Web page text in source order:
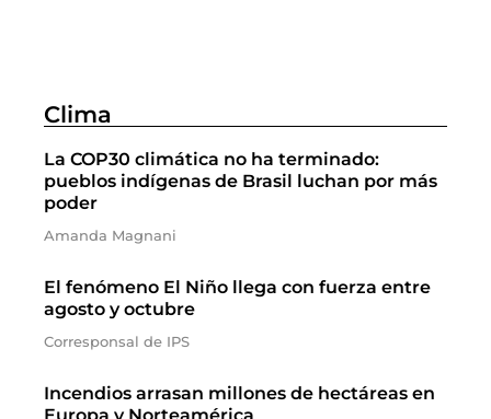
Clima
La COP30 climática no ha terminado:
pueblos indígenas de Brasil luchan por más
poder
Amanda Magnani
El fenómeno El Niño llega con fuerza entre
agosto y octubre
Corresponsal de IPS
Incendios arrasan millones de hectáreas en